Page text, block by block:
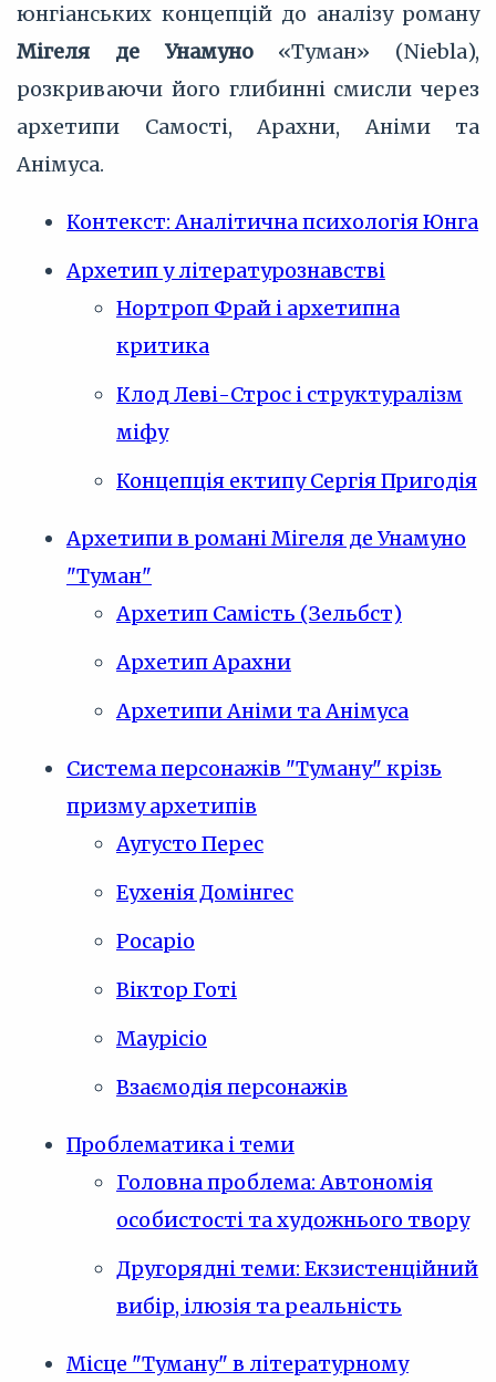
юнгіанських концепцій до аналізу роману
Мігеля де Унамуно«Туман» (Niebla),
розкриваючи його глибинні смисли через
архетипи Самості, Арахни, Аніми та
Анімуса.
Контекст: Аналітична психологія Юнга
Архетип у літературознавстві
Нортроп Фрай і архетипна
критика
Клод Леві-Строс і структуралізм
міфу
Концепція ектипу Сергія Пригодія
Архетипи в романі Мігеля де Унамуно
"Туман"
Архетип Самість (Зельбст)
Архетип Арахни
Архетипи Аніми та Анімуса
Система персонажів "Туману" крізь
призму архетипів
Аугусто Перес
Еухенія Домінгес
Росаріо
Віктор Готі
Маурісіо
Взаємодія персонажів
Проблематика і теми
Головна проблема: Автономія
особистості та художнього твору
Другорядні теми: Екзистенційний
вибір, ілюзія та реальність
Місце "Туману" в літературному